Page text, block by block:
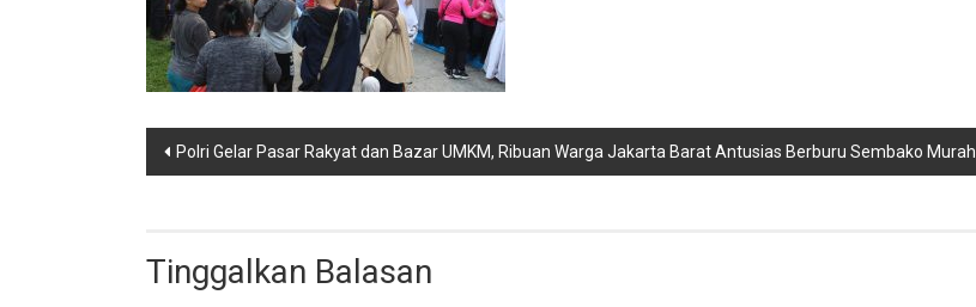
Navigasi
Polri Gelar Pasar Rakyat dan Bazar UMKM, Ribuan Warga Jakarta Barat Antusias Berburu Sembako Murah
Tinggalkan Balasan